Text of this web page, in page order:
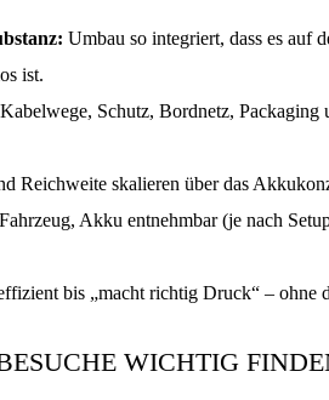
Umbau so integriert, dass es auf
ist.
Kabelwege, Schutz, Bordnetz, Packaging
Reichweite skalieren über das
Akku entnehmbar (je nach
bis „macht richtig Druck“ – ohne
WICHTIG